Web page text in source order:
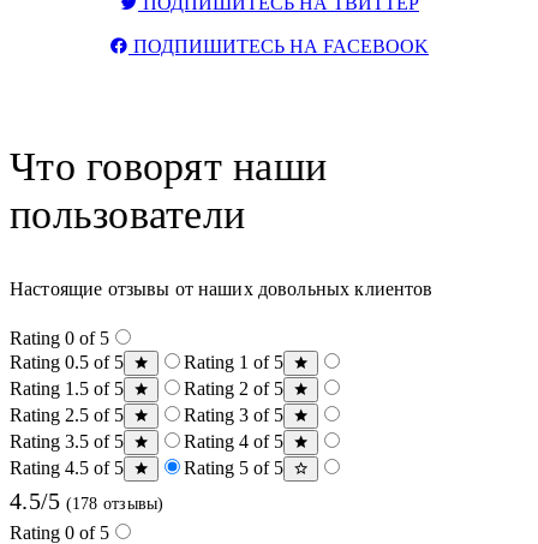
ПОДПИШИТЕСЬ НА FACEBOOK
Что говорят наши
пользователи
Настоящие отзывы от наших довольных клиентов
Rating 0 of 5
Rating 0.5 of 5
Rating 1 of 5
Rating 1.5 of 5
Rating 2 of 5
Rating 2.5 of 5
Rating 3 of 5
Rating 3.5 of 5
Rating 4 of 5
Rating 4.5 of 5
Rating 5 of 5
4.5/5 (178 отзывы)
Rating 0 of 5